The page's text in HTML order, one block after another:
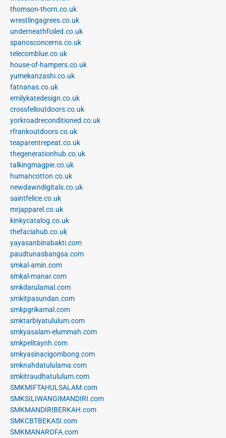
thomson-thorn.co.uk
wrestlingagrees.co.uk
underneathfoiled.co.uk
spanosconcerns.co.uk
telecomblue.co.uk
house-of-hampers.co.uk
yumekanzashi.co.uk
fatnanas.co.uk
emilykatedesign.co.uk
crossfelloutdoors.co.uk
yorkroadreconditioned.co.uk
rfrankoutdoors.co.uk
teaparentrepeat.co.uk
thegenerationhub.co.uk
talkingmagpie.co.uk
humancotton.co.uk
newdawndigitals.co.uk
saintfelice.co.uk
mrjapparel.co.uk
kinkycatalog.co.uk
thefaciahub.co.uk
yayasanbinabakti.com
paudtunasbangsa.com
smkal-amin.com
smkal-manar.com
smkdarulamal.com
smkitpasundan.com
smkpgrikamal.com
smktarbiyatululum.com
smkyasalam-elummah.com
smkpelitaynh.com
smkyasinacigombong.com
smknahdatululama.com
smkitraudhatululum.com
SMKMIFTAHULSALAM.com
SMKSILIWANGIMANDIRI.com
SMKMANDIRIBERKAH.com
SMKCBTBEKASI.com
SMKMANAROFA.com